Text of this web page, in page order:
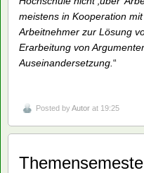
Traditioneller
Hochschule für Wirtschaft
Arbeitnehmer. Über dreißig
Fragen auseinander, die
Arbeitnehmer und /oder
eine Reihe von
Problemen des
arbeitsrechtlichen Status